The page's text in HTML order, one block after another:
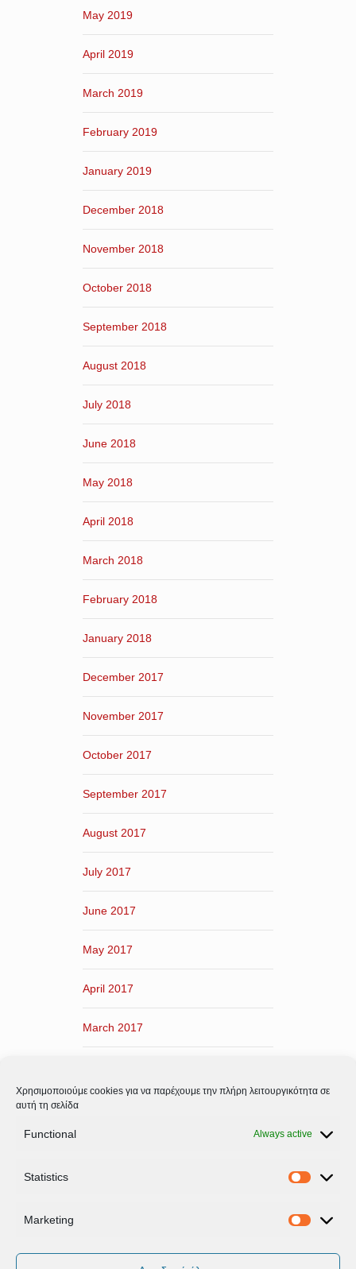
Χρησιμοποιούμε cookies για να παρέχουμε την πλήρη λειτουργικότητα σε
αυτή τη σελίδα
Functional Always active
Statistics
Marketing
May 2019
April 2019
March 2019
February 2019
January 2019
December 2018
November 2018
October 2018
September 2018
August 2018
July 2018
June 2018
May 2018
April 2018
March 2018
February 2018
January 2018
December 2017
November 2017
October 2017
September 2017
August 2017
July 2017
June 2017
May 2017
April 2017
March 2017